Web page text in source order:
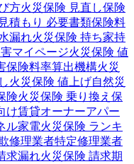
方火災保険 見直し保険
積もり 必要書類保険料
漏れ火災保険 持ち家持
マイページ火災保険 値
保険料率算出機構火災
火災保険 値上げ自然災
険火災保険 乗り換え 保
け賃貸オーナーアパー
ル家電火災保険 ランキ
修理業者特定修理業者
求漏れ火災保険 請求期